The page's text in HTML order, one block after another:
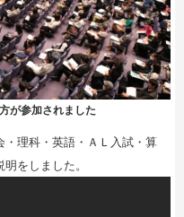
が参加されました
・理科・英語・ＡＬ入試・算
をしました。